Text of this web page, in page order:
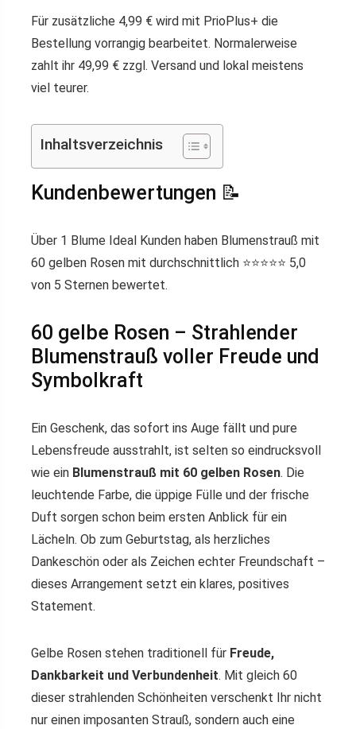
Für zusätzliche 4,99 € wird mit PrioPlus+ die
Bestellung vorrangig bearbeitet. Normalerweise
zahlt ihr 49,99 € zzgl. Versand und lokal meistens
viel teurer.
Inhaltsverzeichnis
Kundenbewertungen 📝
Über 1 Blume Ideal Kunden haben Blumenstrauß mit
60 gelben Rosen mit durchschnittlich ⭐️⭐️⭐️⭐️⭐️ 5,0
von 5 Sternen bewertet.
60 gelbe Rosen – Strahlender
Blumenstrauß voller Freude und
Symbolkraft
Ein Geschenk, das sofort ins Auge fällt und pure
Lebensfreude ausstrahlt, ist selten so eindrucksvoll
wie ein Blumenstrauß mit 60 gelben Rosen. Die
leuchtende Farbe, die üppige Fülle und der frische
Duft sorgen schon beim ersten Anblick für ein
Lächeln. Ob zum Geburtstag, als herzliches
Dankeschön oder als Zeichen echter Freundschaft –
dieses Arrangement setzt ein klares, positives
Statement.
Gelbe Rosen stehen traditionell für Freude,
Dankbarkeit und Verbundenheit. Mit gleich 60
dieser strahlenden Schönheiten verschenkt Ihr nicht
nur einen imposanten Strauß, sondern auch eine